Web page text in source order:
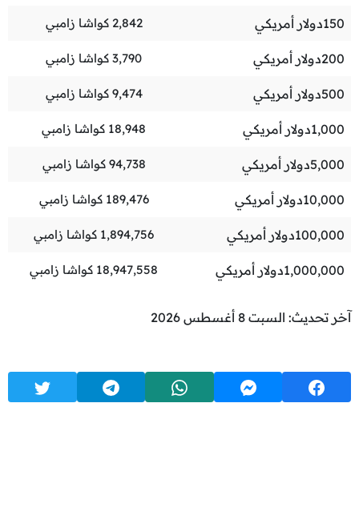
150دولار أمريكي 2,842 كواشا زامبي
200دولار أمريكي 3,790 كواشا زامبي
500دولار أمريكي 9,474 كواشا زامبي
1,000دولار أمريكي 18,948 كواشا زامبي
5,000دولار أمريكي 94,738 كواشا زامبي
10,000دولار أمريكي 189,476 كواشا زامبي
100,000دولار أمريكي 1,894,756 كواشا زامبي
1,000,000دولار أمريكي 18,947,558 كواشا زامبي
آخر تحديث: السبت 8 أغسطس 2026